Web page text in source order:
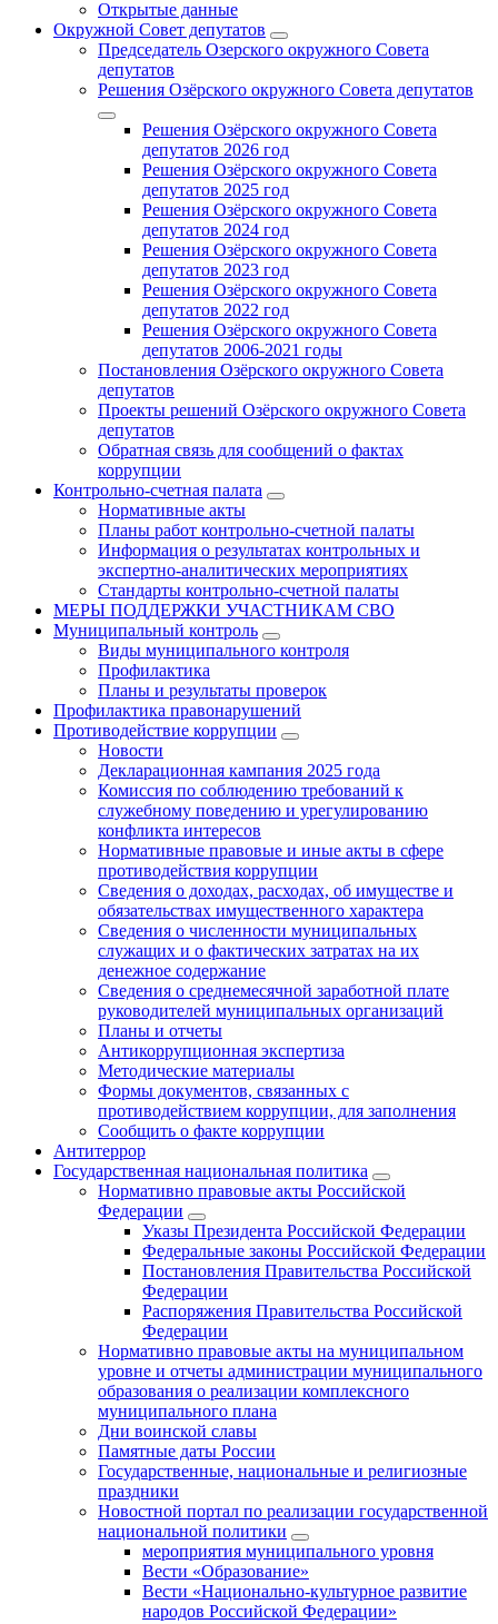
Открытые данные
Окружной Совет депутатов
Председатель Озерского окружного Совета
депутатов
Решения Озёрского окружного Совета депутатов
Решения Озёрского окружного Совета
депутатов 2026 год
Решения Озёрского окружного Совета
депутатов 2025 год
Решения Озёрского окружного Совета
депутатов 2024 год
Решения Озёрского окружного Совета
депутатов 2023 год
Решения Озёрского окружного Совета
депутатов 2022 год
Решения Озёрского окружного Совета
депутатов 2006-2021 годы
Постановления Озёрского окружного Совета
депутатов
Проекты решений Озёрского окружного Совета
депутатов
Обратная связь для сообщений о фактах
коррупции
Контрольно-счетная палата
Нормативные акты
Планы работ контрольно-счетной палаты
Информация о результатах контрольных и
экспертно-аналитических мероприятиях
Стандарты контрольно-счетной палаты
МЕРЫ ПОДДЕРЖКИ УЧАСТНИКАМ СВО
Муниципальный контроль
Виды муниципального контроля
Профилактика
Планы и результаты проверок
Профилактика правонарушений
Противодействие коррупции
Новости
Декларационная кампания 2025 года
Комиссия по соблюдению требований к
служебному поведению и урегулированию
конфликта интересов
Нормативные правовые и иные акты в сфере
противодействия коррупции
Сведения о доходах, расходах, об имуществе и
обязательствах имущественного характера
Сведения о численности муниципальных
служащих и о фактических затратах на их
денежное содержание
Сведения о среднемесячной заработной плате
руководителей муниципальных организаций
Планы и отчеты
Антикоррупционная экспертиза
Методические материалы
Формы документов, связанных с
противодействием коррупции, для заполнения
Сообщить о факте коррупции
Антитеррор
Государственная национальная политика
Нормативно правовые акты Российской
Федерации
Указы Президента Российской Федерации
Федеральные законы Российской Федерации
Постановления Правительства Российской
Федерации
Распоряжения Правительства Российской
Федерации
Нормативно правовые акты на муниципальном
уровне и отчеты администрации муниципального
образования о реализации комплексного
муниципального плана
Дни воинской славы
Памятные даты России
Государственные, национальные и религиозные
праздники
Новостной портал по реализации государственной
национальной политики
мероприятия муниципального уровня
Вести «Образование»
Вести «Национально-культурное развитие
народов Российской Федерации»